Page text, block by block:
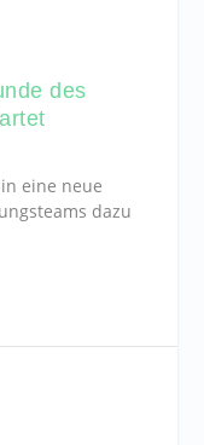
des
eine neue
dazu